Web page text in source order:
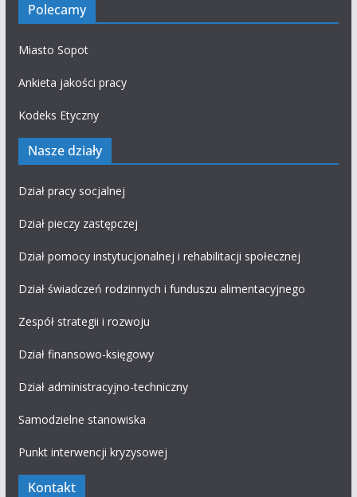
Polecamy
Miasto Sopot
Ankieta jakości pracy
Kodeks Etyczny
Nasze działy
Dział pracy socjalnej
Dział pieczy zastępczej
Dział pomocy instytucjonalnej i rehabilitacji społecznej
Dział świadczeń rodzinnych i funduszu alimentacyjnego
Zespół strategii i rozwoju
Dział finansowo-księgowy
Dział administracyjno-techniczny
Samodzielne stanowiska
Punkt interwencji kryzysowej
Kontakt